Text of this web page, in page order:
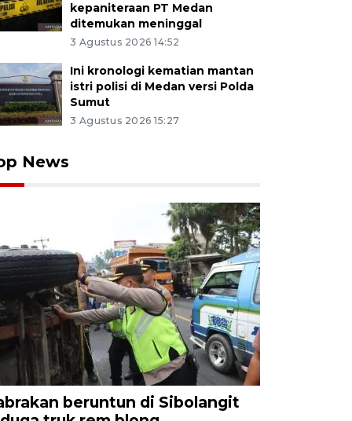
kepaniteraan PT Medan
ditemukan meninggal
3 Agustus 2026 14:52
Ini kronologi kematian mantan
istri polisi di Medan versi Polda
Sumut
3 Agustus 2026 15:27
News
beruntun di Sibolangit